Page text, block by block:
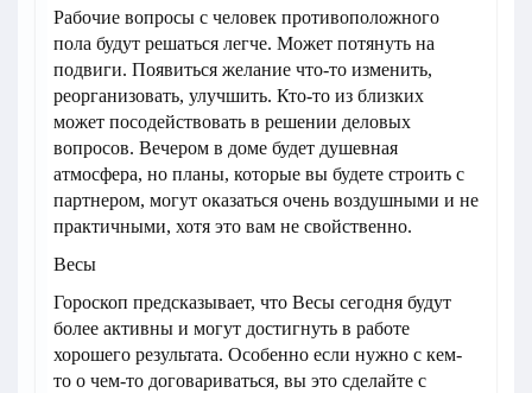
Рабочие вопросы с человек противоположного
пола будут решаться легче. Может потянуть на
подвиги. Появиться желание что-то изменить,
реорганизовать, улучшить. Кто-то из близких
может посодействовать в решении деловых
вопросов. Вечером в доме будет душевная
атмосфера, но планы, которые вы будете строить с
партнером, могут оказаться очень воздушными и не
практичными, хотя это вам не свойственно.
Весы
Гороскоп предсказывает, что Весы сегодня будут
более активны и могут достигнуть в работе
хорошего результата. Особенно если нужно с кем-
то о чем-то договариваться, вы это сделайте с